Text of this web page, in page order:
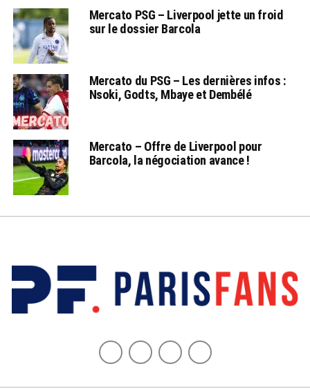
Mercato PSG – Liverpool jette un froid
sur le dossier Barcola
Mercato du PSG – Les dernières infos :
Nsoki, Godts, Mbaye et Dembélé
Mercato – Offre de Liverpool pour
Barcola, la négociation avance !